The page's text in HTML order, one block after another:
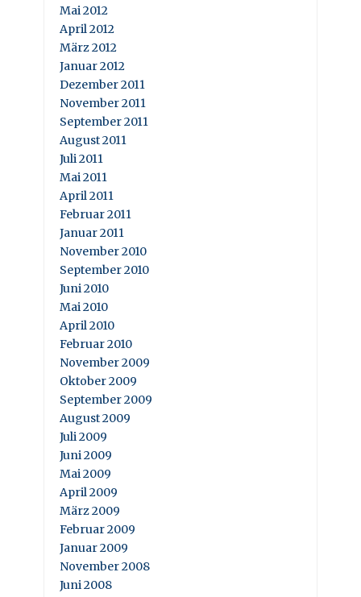
Mai 2012
April 2012
März 2012
Januar 2012
Dezember 2011
November 2011
September 2011
August 2011
Juli 2011
Mai 2011
April 2011
Februar 2011
Januar 2011
November 2010
September 2010
Juni 2010
Mai 2010
April 2010
Februar 2010
November 2009
Oktober 2009
September 2009
August 2009
Juli 2009
Juni 2009
Mai 2009
April 2009
März 2009
Februar 2009
Januar 2009
November 2008
Juni 2008